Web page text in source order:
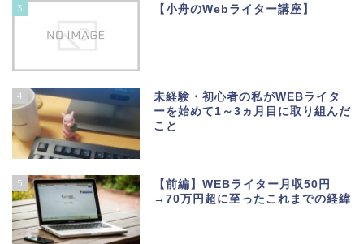
3 【小舟のWebライター講座】
4
未経験・初心者の私がWEBライタ
ーを始めて1～3ヵ月目に取り組んだ
こと
5
【前編】WEBライター月収50円
→70万円超に至ったこれまでの経緯